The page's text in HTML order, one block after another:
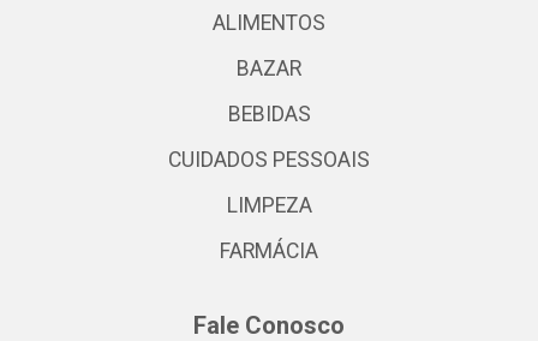
ALIMENTOS
BAZAR
BEBIDAS
CUIDADOS PESSOAIS
LIMPEZA
FARMÁCIA
Fale Conosco